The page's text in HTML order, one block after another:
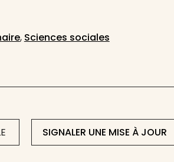
, Sciences sociales
SIGNALER UNE MISE À JOUR